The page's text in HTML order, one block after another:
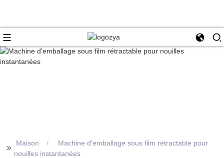
>>
Maison
Machine d'emballage sous film rétractable pour
nouilles instantanées